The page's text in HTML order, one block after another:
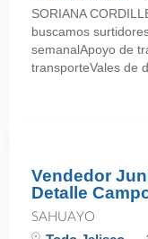
SORIANA
buscamos
semanalApoyo de
transporteVales de
Vendedor
Detalle
SAHUAYO